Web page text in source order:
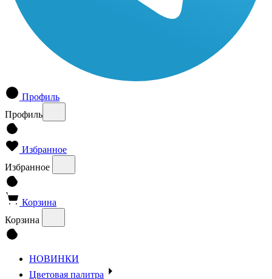
Профиль
Профиль
Избранное
Избранное
Корзина
Корзина
НОВИНКИ
Цветовая палитра